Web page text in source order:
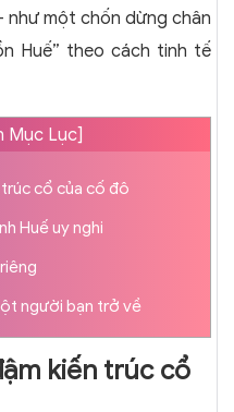
như một chốn dừng chân
Huế” theo cách tinh tế
Mục Lục]
cổ của cố đô
Huế uy nghi
người bạn trở về
kiến trúc cổ